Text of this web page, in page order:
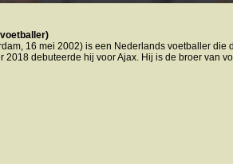
16 mei 2002) is een Nederlands voetballer die
2018 debuteerde hij voor Ajax. Hij is de broer van